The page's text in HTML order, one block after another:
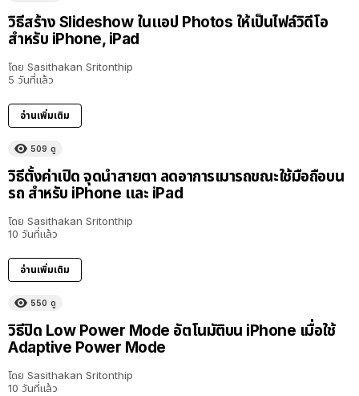
วิธีสร้าง Slideshow ในแอป Photos ให้เป็นไฟล์วิดีโอ
สำหรับ iPhone, iPad
โดย Sasithakan Sritonthip
5 วันที่แล้ว
อ่านเพิ่มเติม
509 ดู
วิธีตั้งค่าเปิด จุดนำสายตา ลดอาการเมารถขณะใช้มือถือบน
รถ สำหรับ iPhone และ iPad
โดย Sasithakan Sritonthip
10 วันที่แล้ว
อ่านเพิ่มเติม
550 ดู
วิธีปิด Low Power Mode อัตโนมัติบน iPhone เมื่อใช้
Adaptive Power Mode
โดย Sasithakan Sritonthip
10 วันที่แล้ว